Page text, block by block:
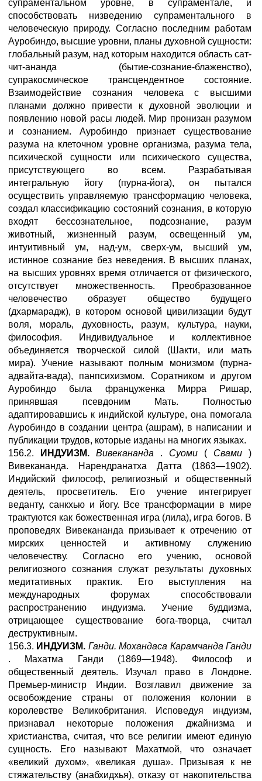
супраментальном уровне, в супраментале, и
способствовать низведению супраментального в
человеческую природу. Согласно последним работам
Ауробиндо, высшие уровни, планы духовной сущности:
глобальный разум, над которым находится область сат-
чит-ананда (бытие-сознание-блаженство),
супракосмическое трансцендентное состояние.
Взаимодействие сознания человека с высшими
планами должно привести к духовной эволюции и
появлению новой расы людей. Мир пронизан разумом
и сознанием. Ауробиндо признает существование
разума на клеточном уровне организма, разума тела,
психической сущности или психического существа,
присутствующего во всем. Разрабатывая
интегральную йогу (пурна-йога), он пытался
осуществить управляемую трансформацию человека,
создал классификацию состояний сознания, в которую
входят бессознательное, подсознание, разум
животный, жизненный разум, освещенный ум,
интуитивный ум, над-ум, сверх-ум, высший ум,
истинное сознание без неведения. В высших планах,
на высших уровнях время отличается от физического,
отсутствует множественность. Преобразованное
человечество образует общество будущего
(дхармарадж), в котором основой цивилизации будут
воля, мораль, духовность, разум, культура, науки,
философия. Индивидуальное и коллективное
объединяется творческой силой (Шакти, или мать
мира). Учение называют полным монизмом (пурна-
адвайта-вада), панпсихизмом. Соратником и другом
Ауробиндо была француженка Мирра Ришар,
принявшая псевдоним Мать. Полностью
адаптировавшись к индийской культуре, она помогала
Ауробиндо в создании центра (ашрам), в написании и
публикации трудов, которые изданы на многих языках.
156.2.
ИНДУИЗМ. Вивекананда . Суоми ( Свами )
Вивекананда. Нарендранатха Датта (1863—1902).
Индийский философ, религиозный и общественный
деятель, просветитель. Его учение интегрирует
веданту, санкхью и йогу. Все трансформации в мире
трактуются как божественная игра (лила), игра богов. В
проповедях Вивекананда призывает к отречению от
мирских ценностей и активному служению
человечеству. Согласно его учению, основой
религиозного сознания служат результаты духовных
медитативных практик. Его выступления на
международных форумах способствовали
распространению индуизма. Учение буддизма,
отрицающее существование бога-творца, считал
деструктивным.
156.3. ИНДУИЗМ. Ганди. Мохандаса КарамчандаГанди
. Махатма Ганди (1869—1948). Философ и
общественный деятель. Изучал право в Лондоне.
Премьер-министр Индии. Возглавил движение за
освобождение страны от положения колонии в
королевстве Великобритания. Исповедуя индуизм,
признавал некоторые положения джайнизма и
христианства, считая, что все религии имеют единую
сущность. Его называют Махатмой, что означает
«великий духом», «великая душа». Призывая к не
стяжательству (анабхидхья), отказу от накопительства